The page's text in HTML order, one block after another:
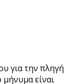
για την πληγή
μήνυμα είναι